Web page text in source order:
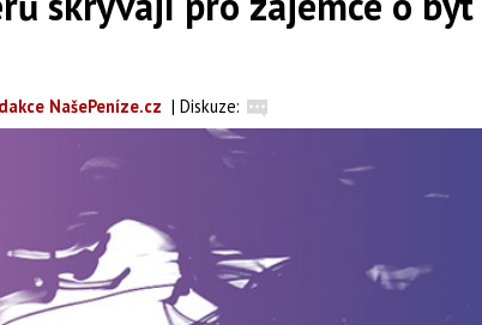
NašePeníze.cz | Diskuze: